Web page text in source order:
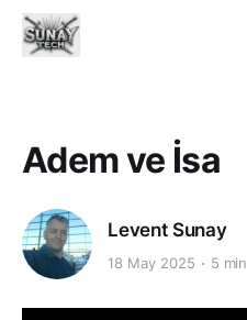
Adem ve İsa
Levent Sunay
18 May 2025 5 min